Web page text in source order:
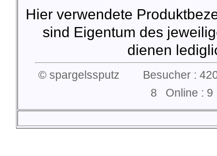
Hier verwendete
sind Eigentum des
dienen
© spargelssputz Besucher :
8 Online :